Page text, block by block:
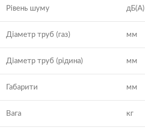
Рівень шуму дБ(А)
Діаметр труб (газ) мм
Діаметр труб (рідина) мм
Габарити мм
Вага кг